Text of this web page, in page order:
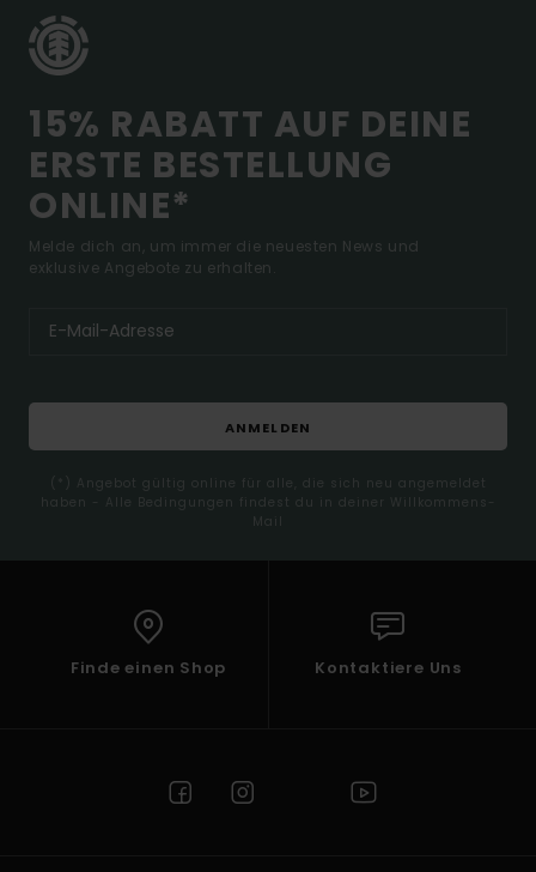
15% RABATT AUF DEINE
ERSTE BESTELLUNG
ONLINE*
Melde dich an, um immer die neuesten News und
exklusive Angebote zu erhalten.
ANMELDEN
(*) Angebot gültig online für alle, die sich neu angemeldet
haben - Alle Bedingungen findest du in deiner Willkommens-
Mail
Finde einen Shop Kontaktiere Uns